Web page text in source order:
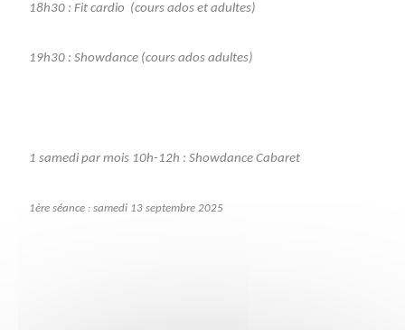
18h30 : Fit cardio (cours ados et adultes)
19h30 : Showdance (cours ados adultes)
1 samedi par mois 10h-12h : Showdance Cabaret
1ère séance : samedi 13 septembre 2025